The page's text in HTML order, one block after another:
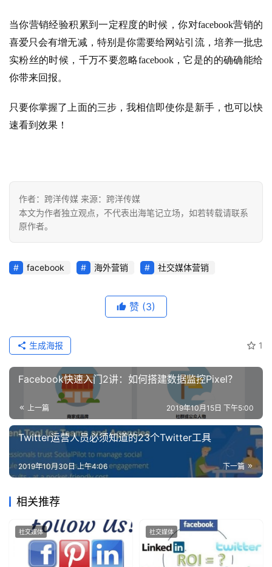
当你营销经验积累到一定程度的时候，你对facebook营销的
喜爱只会有增无减，特别是你需要给网站引流，培养一批忠
实粉丝的时候，千万不要忽略facebook，它是的的确确能给
你带来回报。
只要你掌握了上面的三步，我相信即使你是新手，也可以快
速看到效果！
作者：跨洋传媒 来源：跨洋传媒
本文为作者独立观点，不代表出海笔记立场，如若转载请联系
原作者。
facebook 海外营销 社交媒体营销
赞 (3)
1
生成海报
Facebook快速入门2讲：如何搭建数据监控Pixel？
上一篇 2019年10月15日 下午5:00
Twitter运营人员必须知道的23个Twitter工具
下一篇
2019年10月30日 上午4:06
相关推荐
社交媒体 社交媒体